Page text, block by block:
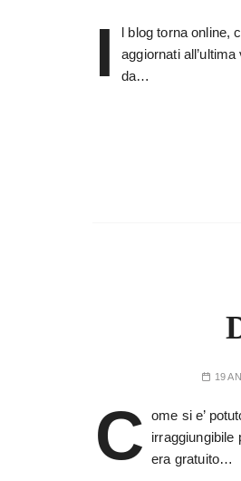
I
l blog torna online,
aggiornati
da…
19
C ome si e’
irraggiungibile
era gratuito…